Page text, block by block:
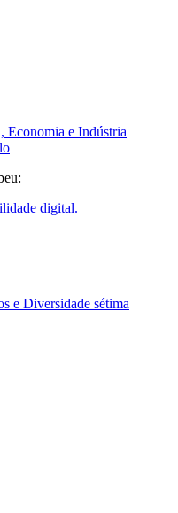
Economia e Indústria